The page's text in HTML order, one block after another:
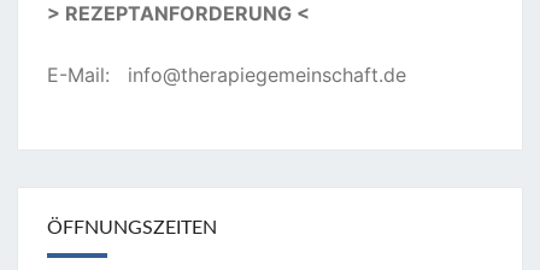
> REZEPTANFORDERUNG <
E-Mail: info@therapiegemeinschaft.de
ÖFFNUNGSZEITEN